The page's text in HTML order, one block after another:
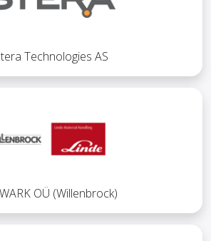
Technologies AS
OÜ (Willenbrock)